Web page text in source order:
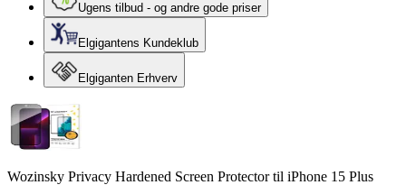
Ugens tilbud - og andre gode priser
Elgigantens Kundeklub
Elgiganten Erhverv
Wozinsky Privacy Hardened Screen Protector til iPhone 15 Plus